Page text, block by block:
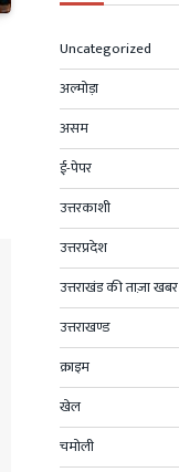
Uncategorized
अल्मोड़ा
असम
ई-पेपर
उत्तरकाशी
उत्तरप्रदेश
उत्तराखंड की ताज़ा खबर
उत्तराखण्ड
क्राइम
खेल
चमोली